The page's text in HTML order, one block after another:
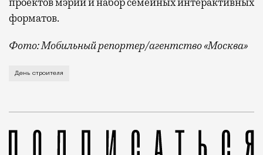
форматов.
Фото: Мобильный репортер/агентство «Москва»
Это каска в фирменных цветах департамента
День строителя